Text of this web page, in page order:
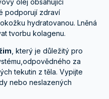
podporují zdraví
hydratovanou. Lněná
tvorbu kolagenu.
, který je důležitý pro
za
tekutin z těla. Vypijte
nebo neslazených